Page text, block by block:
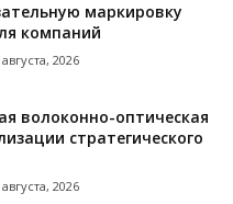
маркировку
компаний
августа, 2026
волоконно-оптическая
стратегического
августа, 2026